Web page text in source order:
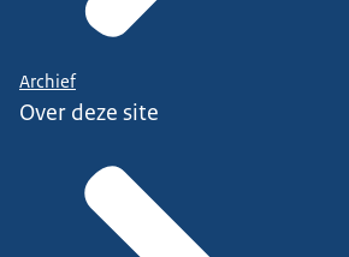
Archief
Over deze site